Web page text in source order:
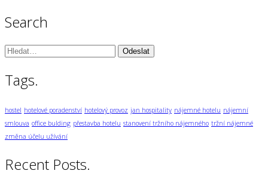
Search
Vyhledávání:
Tags.
hostel hotelové poradenství hotelový provoz jan hospitality nájemné hotelu nájemní
smlouva office bulding přestavba hotelu stanovení tržního nájemného tržní nájemné
změna účelu užívání
Recent Posts.